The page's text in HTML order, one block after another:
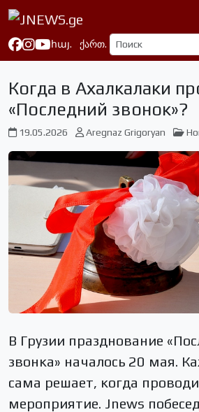
հայ. ქართ.
Когда в Ахалкалаки
«Последний звонок»?
19.05.2026 Aregnaz Grigoryan
В Грузии празднование
звонка» началось 20 мая.
сама решает, когда
мероприятие. Jnews